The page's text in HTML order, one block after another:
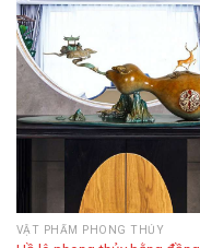
VẬT PHẨM PHONG THỦY